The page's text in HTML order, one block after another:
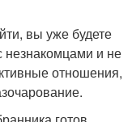
вы уже будете
незнакомцами и не
отношения,